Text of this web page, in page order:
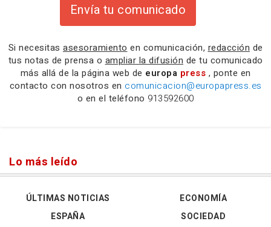
Envía tu comunicado
Si necesitas asesoramiento en comunicación, redacción de
tus notas de prensa o ampliar la difusión de tu comunicado
más allá de la página web de europa press , ponte en
contacto con nosotros en comunicacion@europapress.es
o en el teléfono 913592600
Lo más leído
ÚLTIMAS NOTICIAS
ESPAÑA
ECONOMÍA
SOCIEDAD